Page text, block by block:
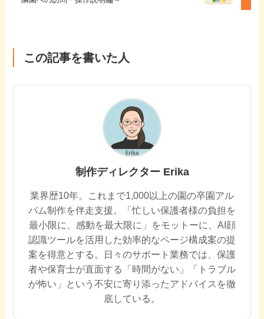
この記事を書いた人
制作ディレクター Erika
業界歴10年。これまで1,000以上の園の卒園アル
バム制作を伴走支援。「忙しい保護者様の負担を
最小限に、感動を最大限に」をモットーに、AI顔
認識ツールを活用した効率的なページ構成案の提
案を得意とする。日々のサポート業務では、保護
者や保育士が直面する「時間がない」「トラブル
が怖い」という不安に寄り添ったアドバイスを徹
底している。